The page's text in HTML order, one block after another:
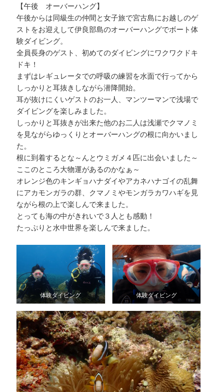
【午後 オーバーハング】
午後からは同級生の仲間と女子旅で宮古島にお越しのゲ
ストをお迎えして伊良部島のオーバーハングでボート体
験ダイビング。
全員長身のゲスト、初めてのダイビングにワクワクドキ
ドキ！
まずはレギュレータでの呼吸の練習を水面で行ってから
しっかりと耳抜きしながら潜降開始。
耳が抜けにくいゲストのお一人、マンツーマンで浅場で
ダイビングを楽しみました。
しっかりと耳抜きが出来た他のお二人は浅瀬でクマノミ
を見ながらゆっくりとオーバーハングの根に向かいまし
た。
根に到着するとな～んとウミガメ４匹に出会いました～
ここのところ大物運があるのかなぁ～
オレンジ色のキンギョハナダイやアカネハナゴイの乱舞
にアカモンガラの群、クマノミやモンガラカワハギを見
ながら根の上で楽しんで来ました。
とっても海の中がきれいで３人とも感動！
たっぷりと水中世界を楽しんで来ました。
体験ダイビング 体験ダイビング